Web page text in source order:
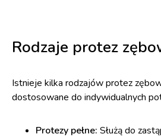
Rodzaje protez
Istnieje kilka rodzajów protez
dostosowane do indywidualnych
Protezy pełne: Służą do